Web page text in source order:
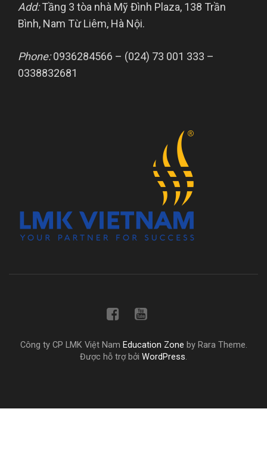
Add:Tầng 3 tòa nhà Mỹ Đình Plaza, 138 Trần
Bình, Nam Từ Liêm, Hà Nội.
Phone:0936284566 – (024) 73 001 333 –
0338832681
Công ty CP LMK Việt Nam Education Zone by Rara Theme.
Được hỗ trợ bởi WordPress.